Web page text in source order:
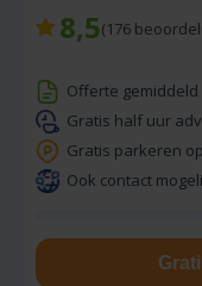
8,5(176
Offerte
Gratis half uur
Gratis parkeren
Ook contact